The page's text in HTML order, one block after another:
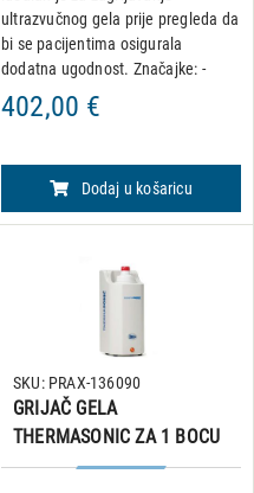
ultrazvučnog gela prije pregleda da
bi se pacijentima osigurala
dodatna ugodnost. Značajke: -
koriste se do 3 bočice od 250 ml -
grijač može grijati do 3 bočice -
402,00 €
Dodaj u košaricu
GRIJAČ GELA
THERMASONIC ZA 1 BOCU
SKU: PRAX-136090